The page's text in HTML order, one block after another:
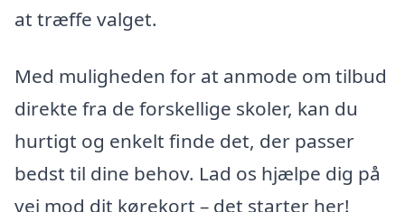
at træffe valget.
Med muligheden for at anmode om tilbud
direkte fra de forskellige skoler, kan du
hurtigt og enkelt finde det, der passer
bedst til dine behov. Lad os hjælpe dig på
vej mod dit kørekort – det starter her!